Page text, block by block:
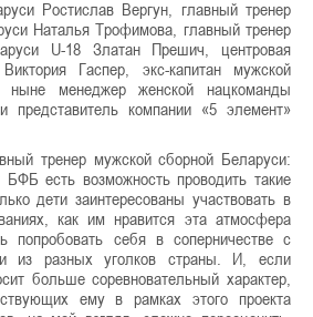
Ростислав Вергун, главный тренер
Наталья Трофимова, главный тренер
U-18 Златан Прешич, центровая
Гаспер, экс-капитан мужской
менеджер женской нацкоманды
представитель компании «5 элемент»
тренер мужской сборной Беларуси:
есть возможность проводить такие
дети заинтересованы участвовать в
как им нравится эта атмосфера
попробовать себя в соперничестве с
из разных уголков страны. И, если
больше соревновательный характер,
ему в рамках этого проекта